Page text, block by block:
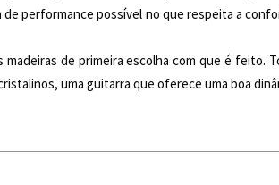
performance possível no que respeita a
de primeira escolha com que é feito.
uma guitarra que oferece uma boa